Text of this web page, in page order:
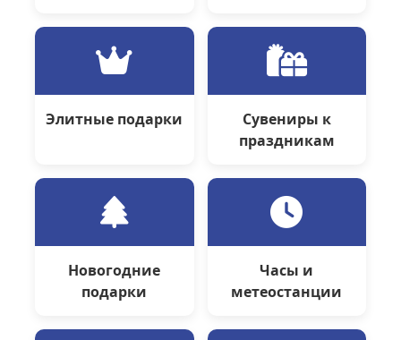
Элитные подарки
Сувениры к
праздникам
Новогодние
подарки
Часы и
метеостанции